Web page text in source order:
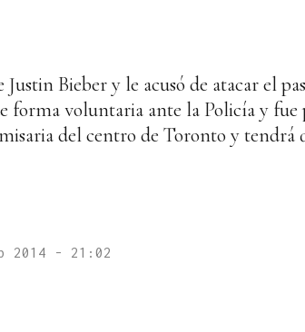
Bieber y le acusó de atacar el
forma voluntaria ante la Policía y
del centro de Toronto y tendrá
2014 - 21:02